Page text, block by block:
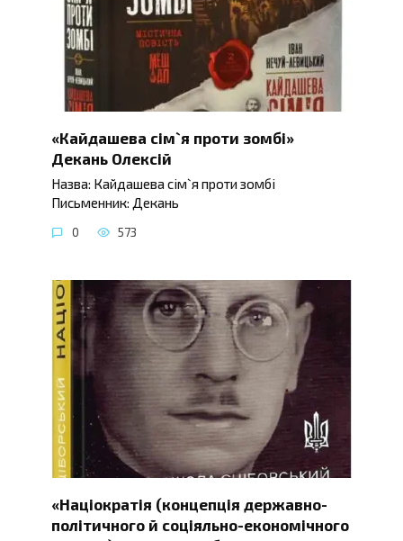
«Кайдашева сім`я проти зомбі»
Декань Олексій
Назва: Кайдашева сім`я проти зомбі
Письменник: Декань
0 573
«Націократія (концепція державно-
політичного й соціяльно-економічного